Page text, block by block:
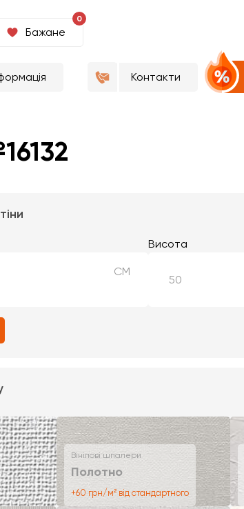
0
Бажане
Контакти
СМ
Висота
Вінілові шпалери
Полотно
+60 грн/м² від стандартного